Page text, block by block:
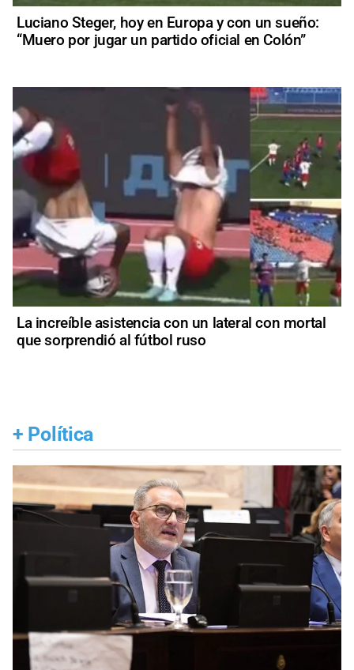
Luciano Steger, hoy en Europa y con un sueño:
“Muero por jugar un partido oficial en Colón”
La increíble asistencia con un lateral con mortal
que sorprendió al fútbol ruso
+ Política